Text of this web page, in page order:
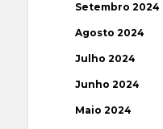
Setembro 2024
Agosto 2024
Julho 2024
Junho 2024
Maio 2024